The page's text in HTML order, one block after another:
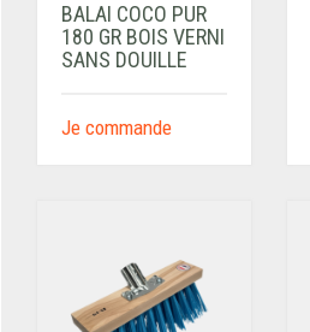
BALAI COCO PUR
180 GR BOIS VERNI
SANS DOUILLE
Je commande